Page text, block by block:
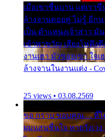
เมื่อเขาชื่นบาน แต่เรา
ล้างจานคอยคู่ ไม่รู้ อีกน
เป็น ตำแหน่งเจ้าสาว มั
เข้าพาขวัญ เสียงโห่ตึง
งานเฮา มัวซอยเขา ใจ
ล้างจานในงานแต่ง -
25 views • 03.08.2569
ขอ กราบ ขอบคุณ.... ที่
ผมแสนชื่นใจ หายวังเว